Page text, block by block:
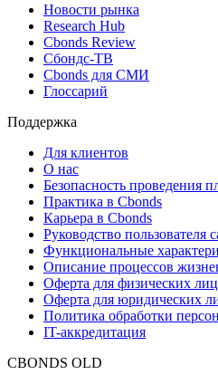
Новости рынка
Research Hub
Cbonds Review
Сбондс-ТВ
Cbonds для СМИ
Глоссарий
Поддержка
Для клиентов
О нас
Безопасность проведения
Практика в Cbonds
Карьера в Cbonds
Руководство пользователя
Функциональные
Описание процессов
Оферта для физических лиц
Оферта для юридических
Политика обработки
IT-аккредитация
CBONDS OLD